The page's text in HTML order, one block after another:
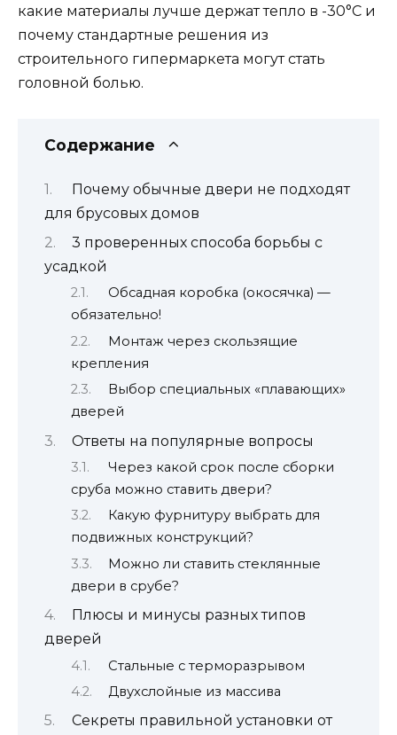
какие материалы лучше держат тепло в -30°C и
почему стандартные решения из
строительного гипермаркета могут стать
головной болью.
Содержание
Почему обычные двери не подходят
для брусовых домов
3 проверенных способа борьбы с
усадкой
Обсадная коробка (окосячка) —
обязательно!
Монтаж через скользящие
крепления
Выбор специальных «плавающих»
дверей
Ответы на популярные вопросы
Через какой срок после сборки
сруба можно ставить двери?
Какую фурнитуру выбрать для
подвижных конструкций?
Можно ли ставить стеклянные
двери в срубе?
Плюсы и минусы разных типов
дверей
Стальные с терморазрывом
Двухслойные из массива
Секреты правильной установки от